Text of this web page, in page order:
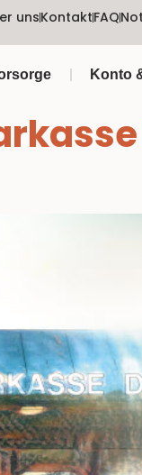
unsKontaktFAQ
Konto